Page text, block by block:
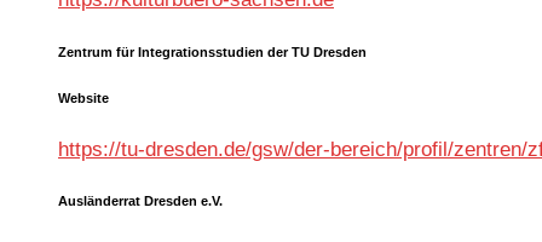
Zentrum für Integrationsstudien der TU Dresden
Website
https://tu-dresden.de/gsw/der-bereich/profil/zentren/
Ausländerrat Dresden e.V.